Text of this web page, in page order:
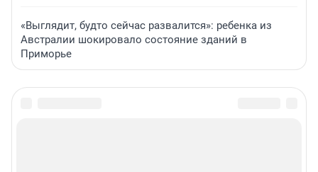
«Выглядит, будто сейчас развалится»: ребенка из
Австралии шокировало состояние зданий в
Приморье